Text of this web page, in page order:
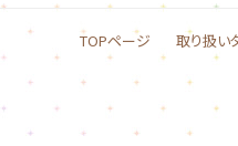
TOPページ 取り扱い